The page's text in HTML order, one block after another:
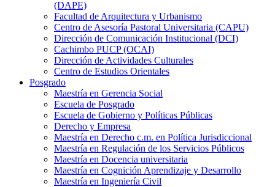
(DAPE)
Facultad de Arquitectura y Urbanismo
Centro de Asesoría Pastoral Universitaria (CAPU)
Dirección de Comunicación Institucional (DCI)
Cachimbo PUCP (OCAI)
Dirección de Actividades Culturales
Centro de Estudios Orientales
Posgrado
Maestría en Gerencia Social
Escuela de Posgrado
Escuela de Gobierno y Políticas Públicas
Derecho y Empresa
Maestría en Derecho c.m. en Política Jurisdiccional
Maestría en Regulación de los Servicios Públicos
Maestría en Docencia universitaria
Maestría en Cognición Aprendizaje y Desarrollo
Maestría en Ingeniería Civil